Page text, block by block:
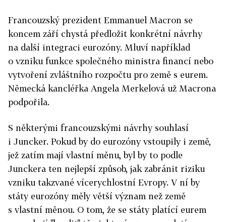
Francouzský prezident Emmanuel Macron se
koncem září chystá předložit konkrétní návrhy
na další integraci eurozóny. Mluví například
o vzniku funkce společného ministra financí nebo
vytvoření zvláštního rozpočtu pro země s eurem.
Německá kancléřka Angela Merkelová už Macrona
podpořila.
S některými francouzskými návrhy souhlasí
i Juncker. Pokud by do eurozóny vstoupily i země,
jež zatím mají vlastní měnu, byl by to podle
Junckera ten nejlepší způsob, jak zabránit riziku
vzniku takzvané vícerychlostní Evropy. V ní by
státy eurozóny měly větší význam než země
s vlastní měnou. O tom, že se státy platící eurem